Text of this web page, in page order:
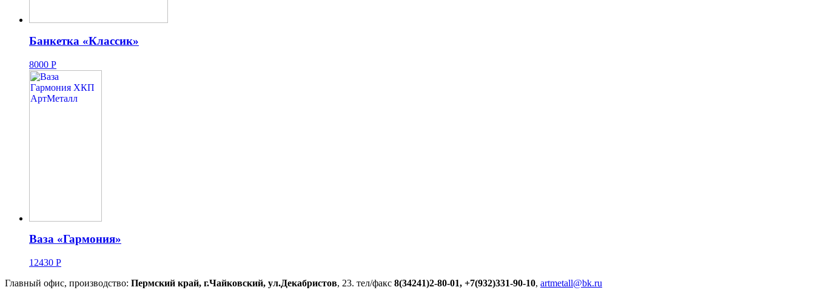
Банкетка «Классик»
8000 Р
Ваза «Гармония»
12430 Р
Главный офис, производство: Пермский край, г.Чайковский, ул.Декабристов, 23. тел/факс 8(34241)2-80-01, +7(932)331-90-10, artmetall@bk.ru